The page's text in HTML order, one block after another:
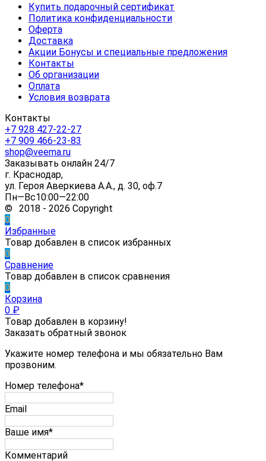
Купить подарочный сертификат
Политика конфиденциальности
Оферта
Доставка
Акции Бонусы и специальные предложения
Контакты
Об организации
Оплата
Условия возврата
Контакты
+7 928 427-22-27
+7 909 466-23-83
shop@veema.ru
Заказывать онлайн 24/7
г. Краснодар,
ул. Героя Аверкиева А.А., д. 30, оф.7
Пн—Вс10:00—22:00
© 2018 - 2026 Copyright
0
Избранные
Товар добавлен в список избранных
0
Сравнение
Товар добавлен в список сравнения
0
Корзина
0 ₽
Товар добавлен в корзину!
Заказать обратный звонок
Укажите номер телефона и мы обязательно Вам
прозвоним.
Номер телефона*
Email
Ваше имя*
Комментарий